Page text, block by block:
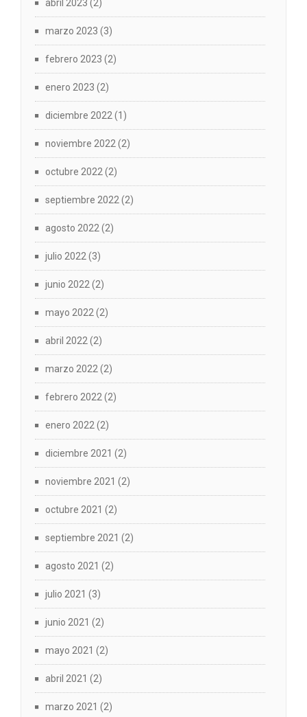
abril 2023 (2)
marzo 2023 (3)
febrero 2023 (2)
enero 2023 (2)
diciembre 2022 (1)
noviembre 2022 (2)
octubre 2022 (2)
septiembre 2022 (2)
agosto 2022 (2)
julio 2022 (3)
junio 2022 (2)
mayo 2022 (2)
abril 2022 (2)
marzo 2022 (2)
febrero 2022 (2)
enero 2022 (2)
diciembre 2021 (2)
noviembre 2021 (2)
octubre 2021 (2)
septiembre 2021 (2)
agosto 2021 (2)
julio 2021 (3)
junio 2021 (2)
mayo 2021 (2)
abril 2021 (2)
marzo 2021 (2)